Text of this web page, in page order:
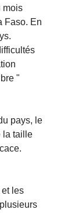
mois
Faso. En
"
pays, le
la taille
les